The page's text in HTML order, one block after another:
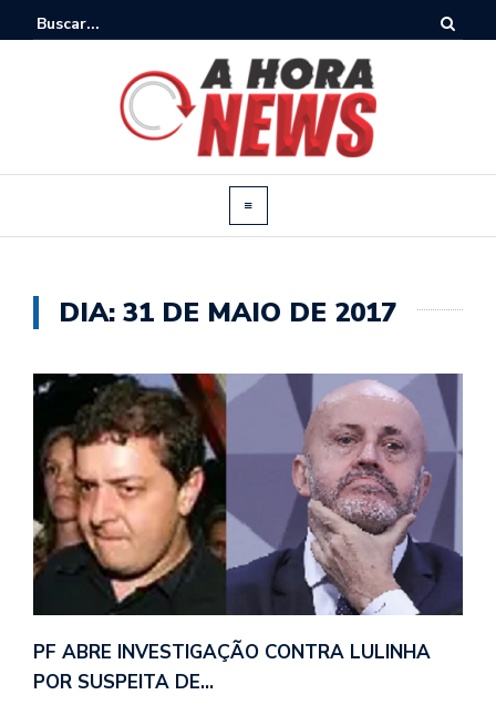
DIA: 31 DE MAIO DE 2017
PF ABRE INVESTIGAÇÃO CONTRA LULINHA
POR SUSPEITA DE…